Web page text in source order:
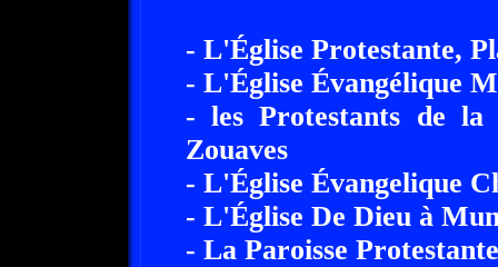
- L'Église Protestante,
- L'Église Évangélique
- les Protestants de
Zouaves
- L'Église Évangelique
- L'Église De Dieu à
- La Paroisse